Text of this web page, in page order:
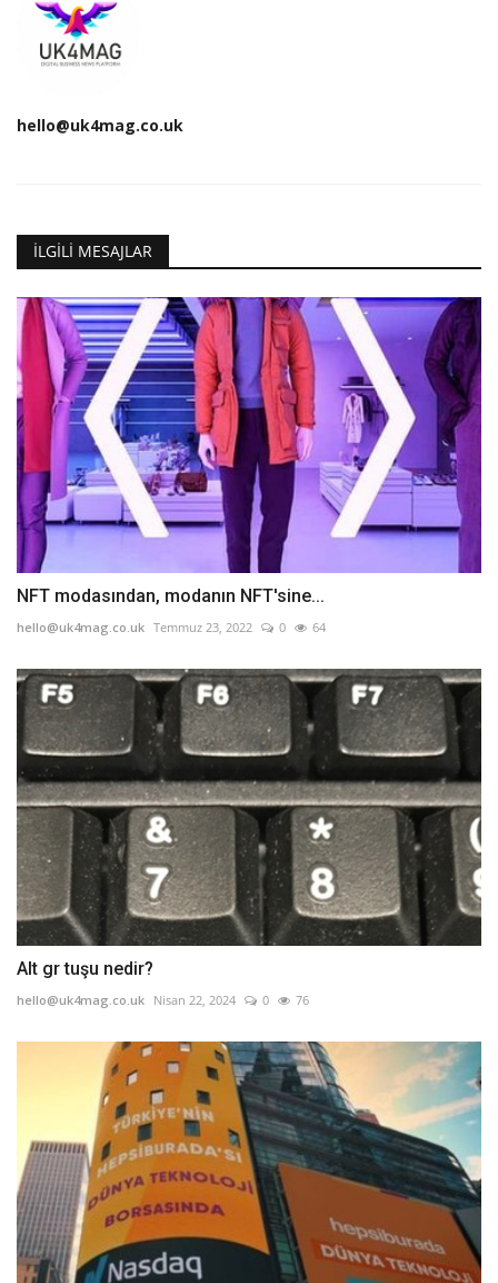
hello@uk4mag.co.uk
İLGILI MESAJLAR
NFT modasından, modanın NFT'sine...
hello@uk4mag.co.uk Temmuz 23, 2022 0 64
Alt gr tuşu nedir?
hello@uk4mag.co.uk Nisan 22, 2024 0 76